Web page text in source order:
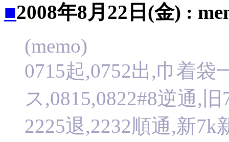
■2008年8月22日(金) :
(memo)
0715起,0752出,巾着
ス,0815,0822#8逆通,
2225退,2232順通,新7k